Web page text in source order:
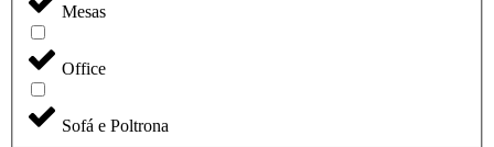
Mesas
Office
Sofá e Poltrona